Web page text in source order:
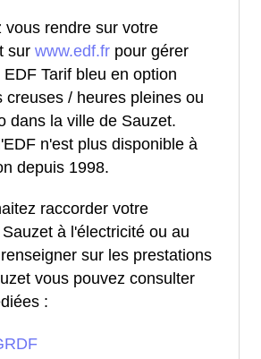
vous rendre sur votre
sur www.edf.fr pour gérer
Tarif bleu en option
creuses / heures pleines ou
dans la ville de Sauzet.
n'est plus disponible à
depuis 1998.
raccorder votre
à l'électricité ou au
sur les prestations
vous pouvez consulter
: